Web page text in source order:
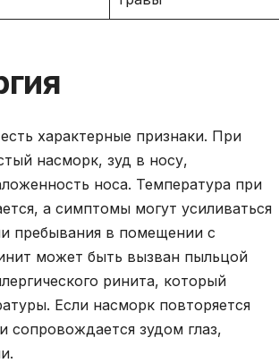
характерные признаки. При
насморк, зуд в носу,
носа. Температура при
а симптомы могут усиливаться
пребывания в помещении с
может быть вызван пыльцой
ринита, который
Если насморк повторяется
сопровождается зудом глаз,